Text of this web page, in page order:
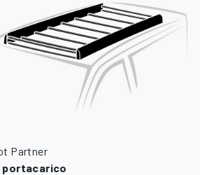
Partner
portacarico